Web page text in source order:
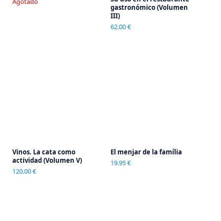
gastronómico (Volumen
III)
62.00 €
Vinos. La cata como
actividad (Volumen V)
120.00 €
El menjar de la família
19.95 €